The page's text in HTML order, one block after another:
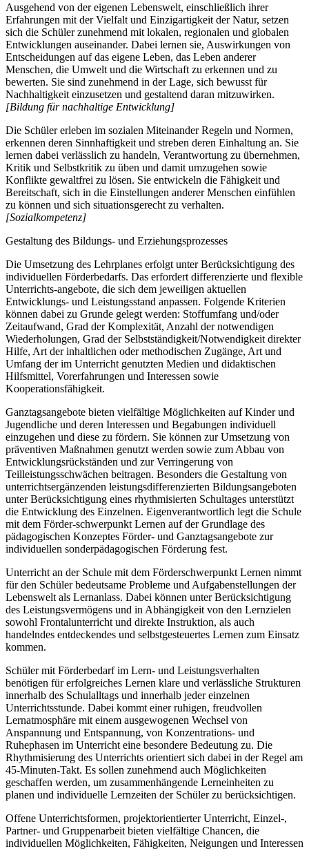
Ausgehend von der eigenen Lebenswelt, einschließlich ihrer
Erfahrungen mit der Vielfalt und Einzigartigkeit der Natur, setzen
sich die Schüler zunehmend mit lokalen, regionalen und globalen
Entwicklungen auseinander. Dabei lernen sie, Auswirkungen von
Entscheidungen auf das eigene Leben, das Leben anderer
Menschen, die Umwelt und die Wirtschaft zu erkennen und zu
bewerten. Sie sind zunehmend in der Lage, sich bewusst für
Nachhaltigkeit einzusetzen und gestaltend daran mitzuwirken.
[Bildung für nachhaltige Entwicklung]
Die Schüler erleben im sozialen Miteinander Regeln und Normen,
erkennen deren Sinnhaftigkeit und streben deren Einhaltung an. Sie
lernen dabei verlässlich zu handeln, Verantwortung zu übernehmen,
Kritik und Selbstkritik zu üben und damit umzugehen sowie
Konflikte gewaltfrei zu lösen. Sie entwickeln die Fähigkeit und
Bereitschaft, sich in die Einstellungen anderer Menschen einfühlen
zu können und sich situationsgerecht zu verhalten.
[Sozialkompetenz]
Gestaltung des Bildungs- und Erziehungsprozesses
Die Umsetzung des Lehrplanes erfolgt unter Berücksichtigung des
individuellen Förderbedarfs. Das erfordert differenzierte und flexible
Unterrichts-angebote, die sich dem jeweiligen aktuellen
Entwicklungs- und Leistungsstand anpassen. Folgende Kriterien
können dabei zu Grunde gelegt werden: Stoffumfang und/oder
Zeitaufwand, Grad der Komplexität, Anzahl der notwendigen
Wiederholungen, Grad der Selbstständigkeit/Notwendigkeit direkter
Hilfe, Art der inhaltlichen oder methodischen Zugänge, Art und
Umfang der im Unterricht genutzten Medien und didaktischen
Hilfsmittel, Vorerfahrungen und Interessen sowie
Kooperationsfähigkeit.
Ganztagsangebote bieten vielfältige Möglichkeiten auf Kinder und
Jugendliche und deren Interessen und Begabungen individuell
einzugehen und diese zu fördern. Sie können zur Umsetzung von
präventiven Maßnahmen genutzt werden sowie zum Abbau von
Entwicklungsrückständen und zur Verringerung von
Teilleistungsschwächen beitragen. Besonders die Gestaltung von
unterrichtsergänzenden leistungsdifferenzierten Bildungsangeboten
unter Berücksichtigung eines rhythmisierten Schultages unterstützt
die Entwicklung des Einzelnen. Eigenverantwortlich legt die Schule
mit dem Förder-schwerpunkt Lernen auf der Grundlage des
pädagogischen Konzeptes Förder- und Ganztagsangebote zur
individuellen sonderpädagogischen Förderung fest.
Unterricht an der Schule mit dem Förderschwerpunkt Lernen nimmt
für den Schüler bedeutsame Probleme und Aufgabenstellungen der
Lebenswelt als Lernanlass. Dabei können unter Berücksichtigung
des Leistungsvermögens und in Abhängigkeit von den Lernzielen
sowohl Frontalunterricht und direkte Instruktion, als auch
handelndes entdeckendes und selbstgesteuertes Lernen zum Einsatz
kommen.
Schüler mit Förderbedarf im Lern- und Leistungsverhalten
benötigen für erfolgreiches Lernen klare und verlässliche Strukturen
innerhalb des Schulalltags und innerhalb jeder einzelnen
Unterrichtsstunde. Dabei kommt einer ruhigen, freudvollen
Lernatmosphäre mit einem ausgewogenen Wechsel von
Anspannung und Entspannung, von Konzentrations- und
Ruhephasen im Unterricht eine besondere Bedeutung zu. Die
Rhythmisierung des Unterrichts orientiert sich dabei in der Regel am
45-Minuten-Takt. Es sollen zunehmend auch Möglichkeiten
geschaffen werden, um zusammenhängende Lerneinheiten zu
planen und individuelle Lernzeiten der Schüler zu berücksichtigen.
Offene Unterrichtsformen, projektorientierter Unterricht, Einzel-,
Partner- und Gruppenarbeit bieten vielfältige Chancen, die
individuellen Möglichkeiten, Fähigkeiten, Neigungen und Interessen